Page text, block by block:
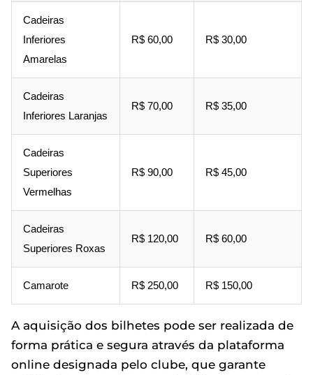
Cadeiras
Inferiores
Amarelas
R$ 60,00 R$ 30,00
Cadeiras
Inferiores Laranjas
R$ 70,00 R$ 35,00
Cadeiras
Superiores
Vermelhas
R$ 90,00 R$ 45,00
Cadeiras
Superiores Roxas
R$ 120,00 R$ 60,00
Camarote R$ 250,00 R$ 150,00
A aquisição dos bilhetes pode ser realizada de
forma prática e segura através da plataforma
online designada pelo clube, que garante